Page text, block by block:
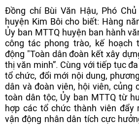
Đồng chí Bùi Văn Hậu, Phó
huyện Kim Bôi cho biết: Hàng
Ủy ban MTTQ huyện ban hành
công tác phong trào, kế hoạch
động "Toàn dân đoàn kết xây
thị văn minh”. Cùng với tiếp tục
tổ chức, đổi mới nội dung,
dân và đoàn viên, hội viên, củng
toàn dân tộc, Ủy ban MTTQ từ
hợp các tổ chức thành viên đẩy
vận động nhân dân tích cực